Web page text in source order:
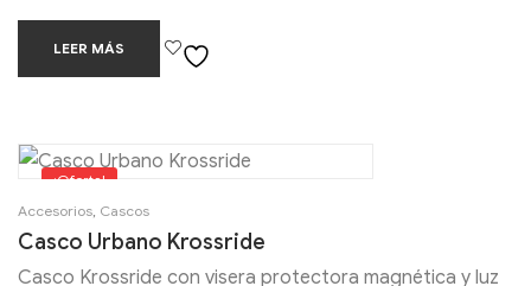
LEER MÁS
¡Oferta!
Accesorios Cascos
Casco Urbano Krossride
Casco Krossride con visera protectora magnética y luz